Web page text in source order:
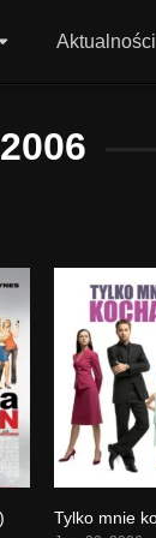
Aktualności
2006